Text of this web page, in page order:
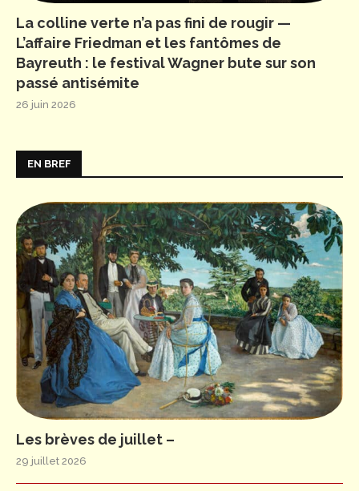
La colline verte n’a pas fini de rougir —
L’affaire Friedman et les fantômes de
Bayreuth : le festival Wagner bute sur son
passé antisémite
26 juin 2026
EN BREF
Les brèves de juillet –
29 juillet 2026